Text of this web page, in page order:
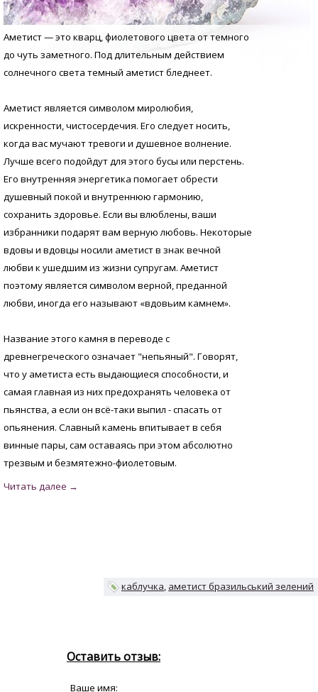
Аметист — это кварц, фиолетового цвета от темного
до чуть заметного. Под длительным действием
солнечного света темный аметист бледнеет.
Аметист является символом миролюбия,
искренности, чистосердечия. Его следует носить,
когда вас мучают тревоги и душевное волнение.
Лучше всего подойдут для этого бусы или перстень.
Его внутренняя энергетика помогает обрести
душевный покой и внутреннюю гармонию,
сохранить здоровье. Если вы влюблены, ваши
избранники подарят вам верную любовь. Некоторые
вдовы и вдовцы носили аметист в знак вечной
любви к ушедшим из жизни супругам. Аметист
поэтому является символом верной, преданной
любви, иногда его называют «вдовьим камнем».
Название этого камня в переводе с
древнегреческого означает "непьяный". Говорят,
что у аметиста есть выдающиеся способности, и
самая главная из них предохранять человека от
пьянства, а если он всё-таки выпил - спасать от
опьянения. Славный камень впитывает в себя
винные пары, сам оставаясь при этом абсолютно
трезвым и безмятежно-фиолетовым.
каблучка аметист бразильський зелений